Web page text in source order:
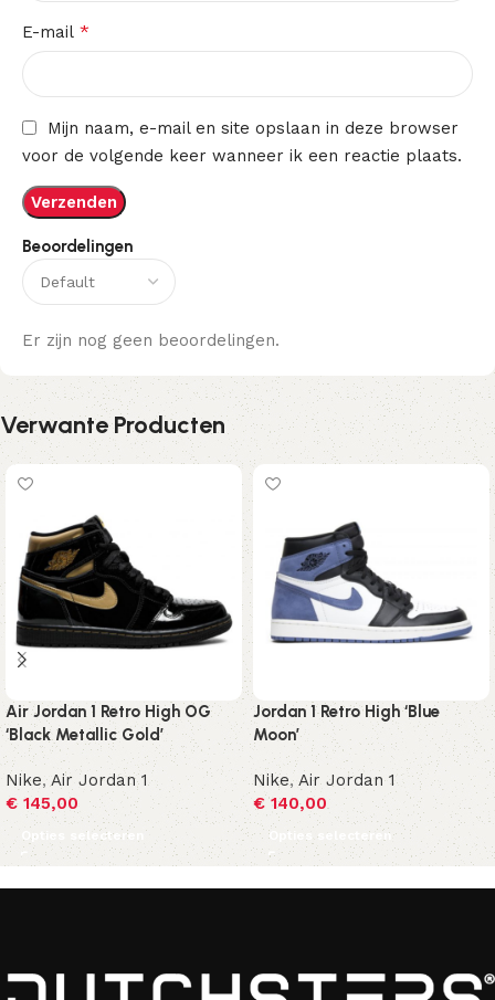
Beoordelingen
Er zijn nog geen beoordelingen.
E-mail *
Mijn naam, e-mail en site opslaan in deze browser
voor de volgende keer wanneer ik een reactie plaats.
Verwante Producten
Air Jordan 1 Retro High OG
‘Black Metallic Gold’
Nike,Air Jordan 1
€ 145,00
Opties selecteren
Jordan 1 Retro High ‘Blue
Moon’
Nike, Air Jordan 1
€140,00
Opties selecteren